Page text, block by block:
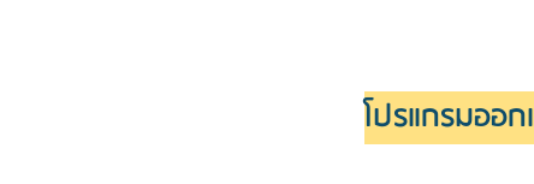
โปรแกรมออ